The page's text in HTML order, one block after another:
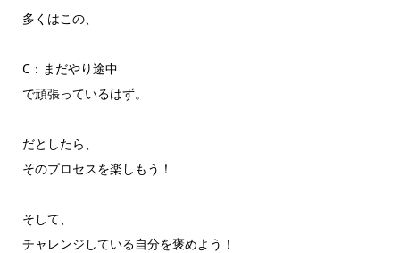
多くはこの、
C：まだやり途中
で頑張っているはず。
だとしたら、
そのプロセスを楽しもう！
そして、
チャレンジしている自分を褒めよう！